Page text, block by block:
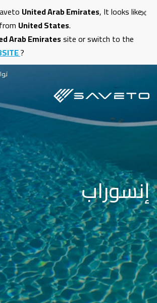
United Arab Emirates, It looks like
United States.
Arab Emiratessite or switch to the
?
×
إنسوراب